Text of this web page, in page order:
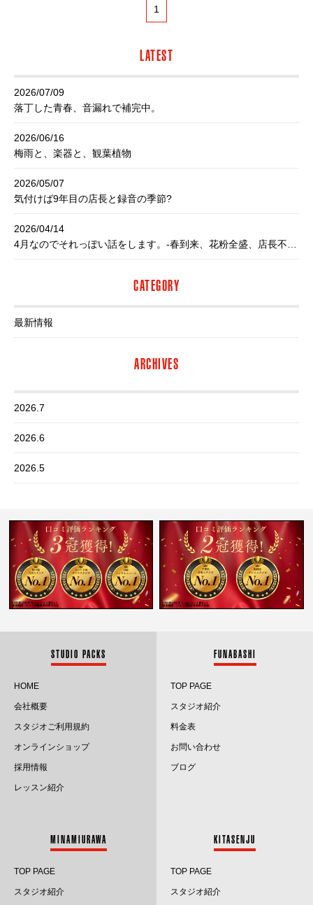
1
LATEST
2026/07/09
落丁した青春、音漏れで補完中。
2026/06/16
梅雨と、楽器と、観葉植物
2026/05/07
気付けば9年目の店長と録音の季節?
2026/04/14
CATEGORY
最新情報
ARCHIVES
2026.7
2026.6
2026.5
2026.3
2026.2
2026.1
2025.9
2025.7
2025.3
STUDIO PACKS
HOME
会社概要
スタジオご利用規約
オンラインショップ
採用情報
レッスン紹介
FUNABASHI
TOP PAGE
スタジオ紹介
料金表
お問い合わせ
ブログ
MINAMIURAWA
TOP PAGE
スタジオ紹介
KITASENJU
TOP PAGE
スタジオ紹介